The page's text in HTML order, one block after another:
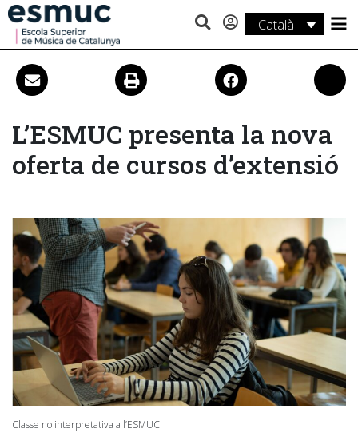
Català
Estudis
Recerca
Activitats
L’ESMUC presenta la nova
oferta de cursos d’extensió
Classe no interpretativa a l’ESMUC.